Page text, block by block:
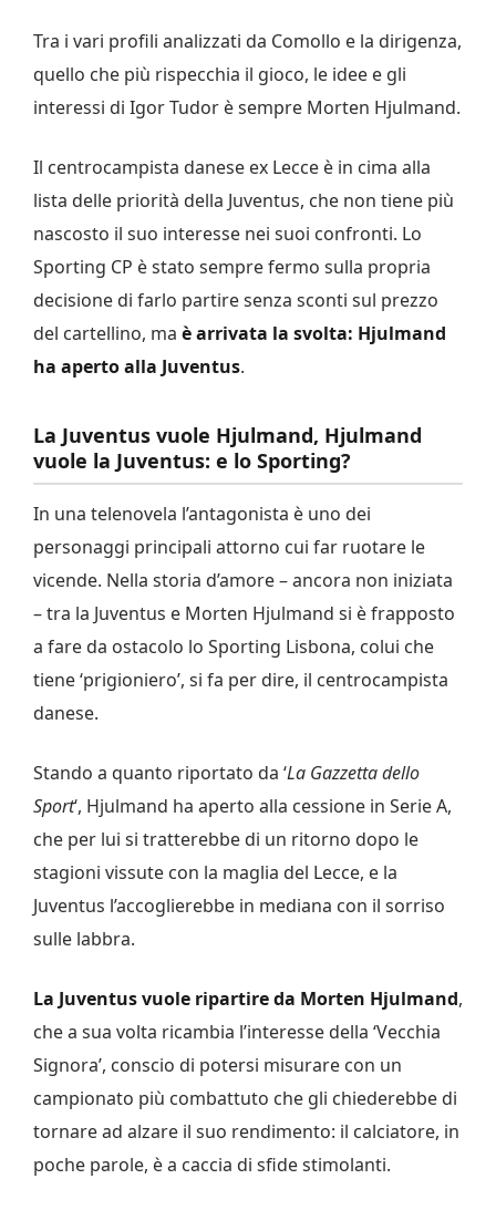
Tra i vari profili analizzati da Comollo e la dirigenza,
quello che più rispecchia il gioco, le idee e gli
interessi di Igor Tudor è sempre Morten Hjulmand.
Il centrocampista danese ex Lecce è in cima alla
lista delle priorità della Juventus, che non tiene più
nascosto il suo interesse nei suoi confronti. Lo
Sporting CP è stato sempre fermo sulla propria
decisione di farlo partire senza sconti sul prezzo
del cartellino, ma è arrivata la svolta: Hjulmand
ha aperto alla Juventus.
La Juventus vuole Hjulmand, Hjulmand
vuole la Juventus: e lo Sporting?
In una telenovela l’antagonista è uno dei
personaggi principali attorno cui far ruotare le
vicende. Nella storia d’amore – ancora non iniziata
– tra la Juventus e Morten Hjulmand si è frapposto
a fare da ostacolo lo Sporting Lisbona, colui che
tiene ‘prigioniero’, si fa per dire, il centrocampista
danese.
Stando a quanto riportato da ‘La Gazzetta dello
Sport‘, Hjulmand ha aperto alla cessione in Serie A,
che per lui si tratterebbe di un ritorno dopo le
stagioni vissute con la maglia del Lecce, e la
Juventus l’accoglierebbe in mediana con il sorriso
sulle labbra.
La Juventus vuole ripartire da Morten Hjulmand,
che a sua volta ricambia l’interesse della ‘Vecchia
Signora’, conscio di potersi misurare con un
campionato più combattuto che gli chiederebbe di
tornare ad alzare il suo rendimento: il calciatore, in
poche parole, è a caccia di sfide stimolanti.